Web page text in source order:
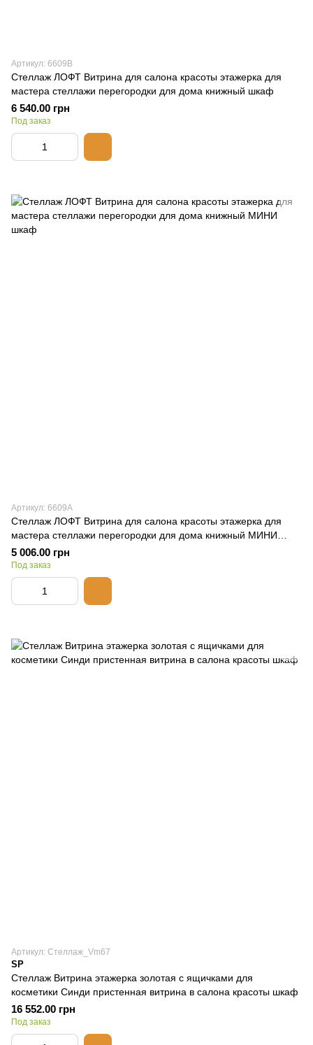
Артикул: 6609В
Стеллаж ЛОФТ Витрина для салона красоты этажерка для
мастера стеллажи перегородки для дома книжный шкаф
6 540.00 грн
Под заказ
Артикул: 6609А
Стеллаж ЛОФТ Витрина для салона красоты этажерка для
мастера стеллажи перегородки для дома книжный МИНИ
шкаф
5 006.00 грн
Под заказ
Артикул: Стеллаж_Vm67
SP
Стеллаж Витрина этажерка золотая с ящичками для
косметики Синди пристенная витрина в салона красоты шкаф
16 552.00 грн
Под заказ